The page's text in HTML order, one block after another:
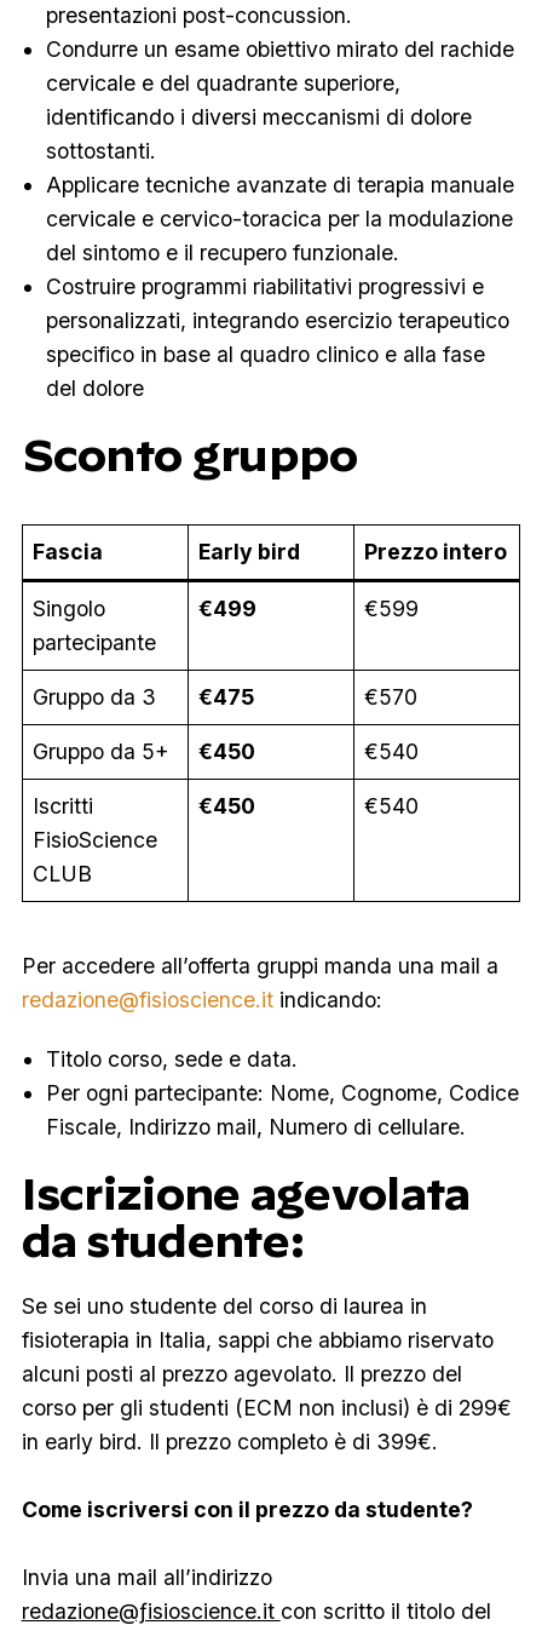
presentazioni post-concussion.
Condurre un esame obiettivo mirato del rachide
cervicale e del quadrante superiore,
identificando i diversi meccanismi di dolore
sottostanti.
Applicare tecniche avanzate di terapia manuale
cervicale e cervico-toracica per la modulazione
del sintomo e il recupero funzionale.
Costruire programmi riabilitativi progressivi e
personalizzati, integrando esercizio terapeutico
specifico in base al quadro clinico e alla fase
del dolore
Sconto gruppo
Fascia Early bird Prezzo intero
Singolo
partecipante
€499 €599
Gruppo da 3 €475 €570
Gruppo da 5+ €450 €540
Iscritti
FisioScience
CLUB
€450 €540
Per accedere all’offerta gruppi manda una mail a
redazione@fisioscience.itindicando:
Titolo corso, sede e data.
Per ogni partecipante: Nome, Cognome, Codice
Fiscale, Indirizzo mail, Numero di cellulare.
Iscrizione agevolata
da studente:
Se sei uno studente del corso di laurea in
fisioterapia in Italia, sappi che abbiamo riservato
alcuni posti al prezzo agevolato. Il prezzo del
corso per gli studenti (ECM non inclusi) è di 299€
in early bird. Il prezzo completo è di 399€.
Come iscriversi con il prezzo da studente?
Invia una mail all’indirizzo
redazione@ƒisioscience.it con scritto il titolo del